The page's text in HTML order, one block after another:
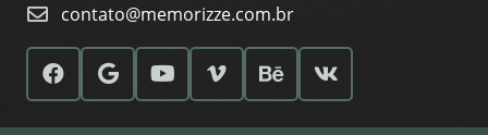
contato@memorizze.com.br